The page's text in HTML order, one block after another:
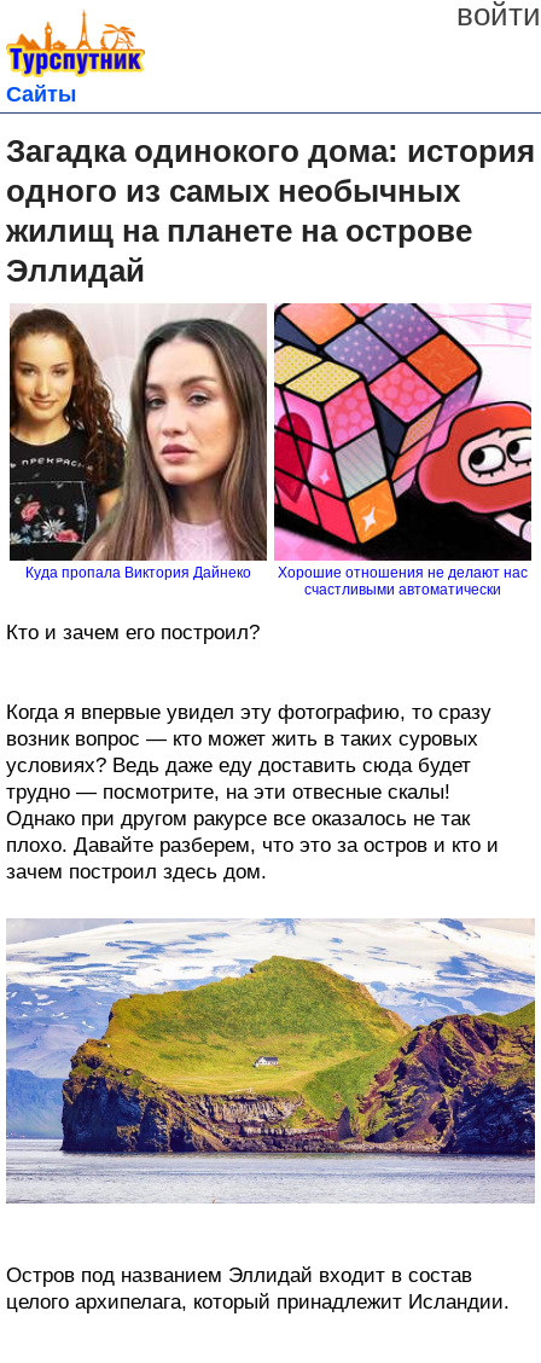
войти
Сайты
Загадка одинокого дома: история
одного из самых необычных
жилищ на планете на острове
Эллидай
Куда пропала Виктория Дайнеко
Хорошие отношения не делают нас
счастливыми автоматически
Кто и зачем его построил?
Когда я впервые увидел эту фотографию, то сразу
возник вопрос — кто может жить в таких суровых
условиях? Ведь даже еду доставить сюда будет
трудно — посмотрите, на эти отвесные скалы!
Однако при другом ракурсе все оказалось не так
плохо. Давайте разберем, что это за остров и кто и
зачем построил здесь дом.
Остров под названием Эллидай входит в состав
целого архипелага, который принадлежит Исландии.